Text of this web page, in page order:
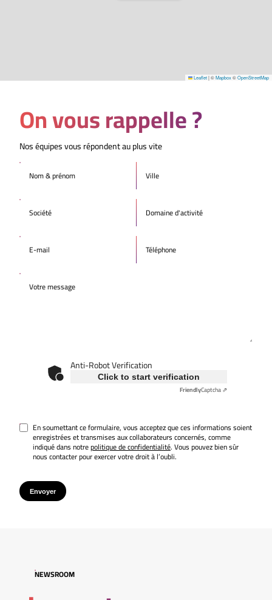
Leaflet|©Mapbox©OpenStreetMap
On vous rappelle ?
Nos équipes vous répondent au plus vite
Anti-Robot Verification
Click to start verification
FriendlyCaptcha ⇗
Envoyer
En soumettant ce formulaire, vous acceptez que ces informations soient
enregistrées et transmises aux collaborateurs concernés, comme
indiqué dans notrepolitique de confidentialité. Vous pouvez bien sûr
nous contacter pour exercer votre droit à l’oubli.
NEWSROOM